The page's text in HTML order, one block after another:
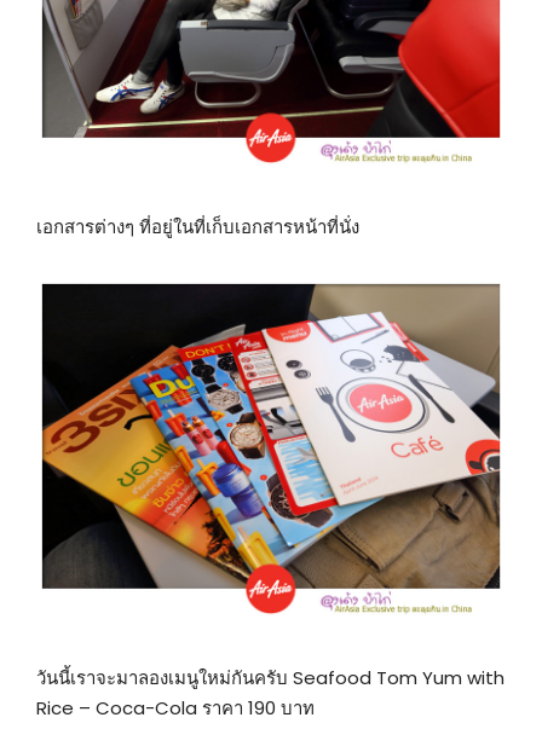
เอกสารต่างๆ ที่อยู่ในที่เก็บเอกสารหน้าที่นั่ง
วันนี้เราจะมาลองเมนูใหม่กันครับ Seafood Tom Yum with
Rice – Coca-Cola ราคา 190 บาท